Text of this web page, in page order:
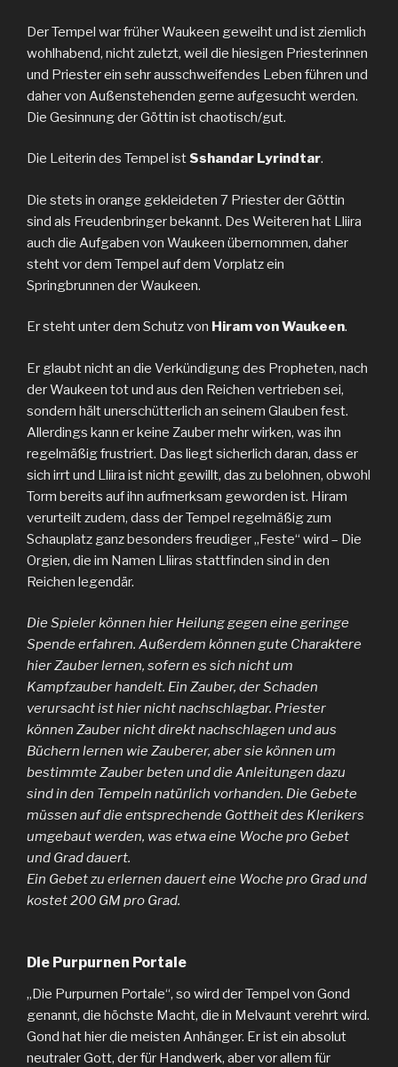
Der Tempel war früher Waukeen geweiht und ist ziemlich
wohlhabend, nicht zuletzt, weil die hiesigen Priesterinnen
und Priester ein sehr ausschweifendes Leben führen und
daher von Außenstehenden gerne aufgesucht werden.
Die Gesinnung der Göttin ist chaotisch/gut.
Die Leiterin des Tempel ist Sshandar Lyrindtar.
Die stets in orange gekleideten 7 Priester der Göttin
sind als Freudenbringer bekannt. Des Weiteren hat Lliira
auch die Aufgaben von Waukeen übernommen, daher
steht vor dem Tempel auf dem Vorplatz ein
Springbrunnen der Waukeen.
Er steht unter dem Schutz von Hiram von Waukeen.
Er glaubt nicht an die Verkündigung des Propheten, nach
der Waukeen tot und aus den Reichen vertrieben sei,
sondern hält unerschütterlich an seinem Glauben fest.
Allerdings kann er keine Zauber mehr wirken, was ihn
regelmäßig frustriert. Das liegt sicherlich daran, dass er
sich irrt und Lliira ist nicht gewillt, das zu belohnen, obwohl
Torm bereits auf ihn aufmerksam geworden ist. Hiram
verurteilt zudem, dass der Tempel regelmäßig zum
Schauplatz ganz besonders freudiger „Feste“ wird – Die
Orgien, die im Namen Lliiras stattfinden sind in den
Reichen legendär.
Die Spieler können hier Heilung gegen eine geringe
Spende erfahren. Außerdem können gute Charaktere
hier Zauber lernen, sofern es sich nicht um
Kampfzauber handelt. Ein Zauber, der Schaden
verursacht ist hier nicht nachschlagbar. Priester
können Zauber nicht direkt nachschlagen und aus
Büchern lernen wie Zauberer, aber sie können um
bestimmte Zauber beten und die Anleitungen dazu
sind in den Tempeln natürlich vorhanden. Die Gebete
müssen auf die entsprechende Gottheit des Klerikers
umgebaut werden, was etwa eine Woche pro Gebet
und Grad dauert.
Ein Gebet zu erlernen dauert eine Woche pro Grad und
kostet 200 GM pro Grad.
Die Purpurnen Portale
„Die Purpurnen Portale“, so wird der Tempel von Gond
genannt, die höchste Macht, die in Melvaunt verehrt wird.
Gond hat hier die meisten Anhänger. Er ist ein absolut
neutraler Gott, der für Handwerk, aber vor allem für